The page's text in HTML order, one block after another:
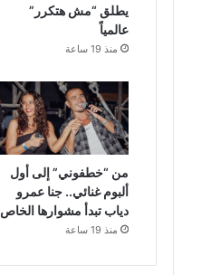
يطلق “مش هتكرر”
عالمياً
منذ 19 ساعة
من “خطفوني” إلى أول
ألبوم غنائي.. جنا عمرو
دياب تبدأ مشوارها الخاص
منذ 19 ساعة